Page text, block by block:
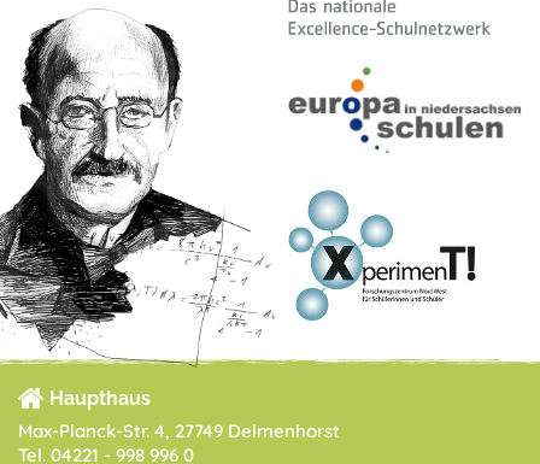
Haupthaus
Max-Planck-Str. 4, 27749 Delmenhorst
Tel. 04221 - 998 996 0